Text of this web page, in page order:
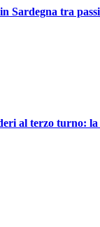
Sardegna tra
al terzo turno: